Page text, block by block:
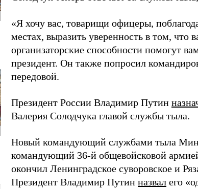
«Я хочу вас, товарищи офицеры,
местах, выразить уверенность в том, что
организаторские способности помогут
президент. Он также попросил
передовой.
Президент России Владимир Путин
Валерия Солодчука главой службы тыла.
Новый командующий службами тыла
командующий 36-й общевойсковой
окончил Ленинградское суворовское и
Президент Владимир Путин назвал его